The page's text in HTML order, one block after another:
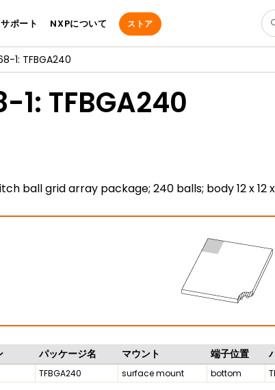
サポート NXPについて ストア
1: TFBGA240
1: TFBGA240
ball grid array package; 240 balls; body 12 x 12
パッケージ名 マウント 端子位置
TFBGA240 surface mount bottom